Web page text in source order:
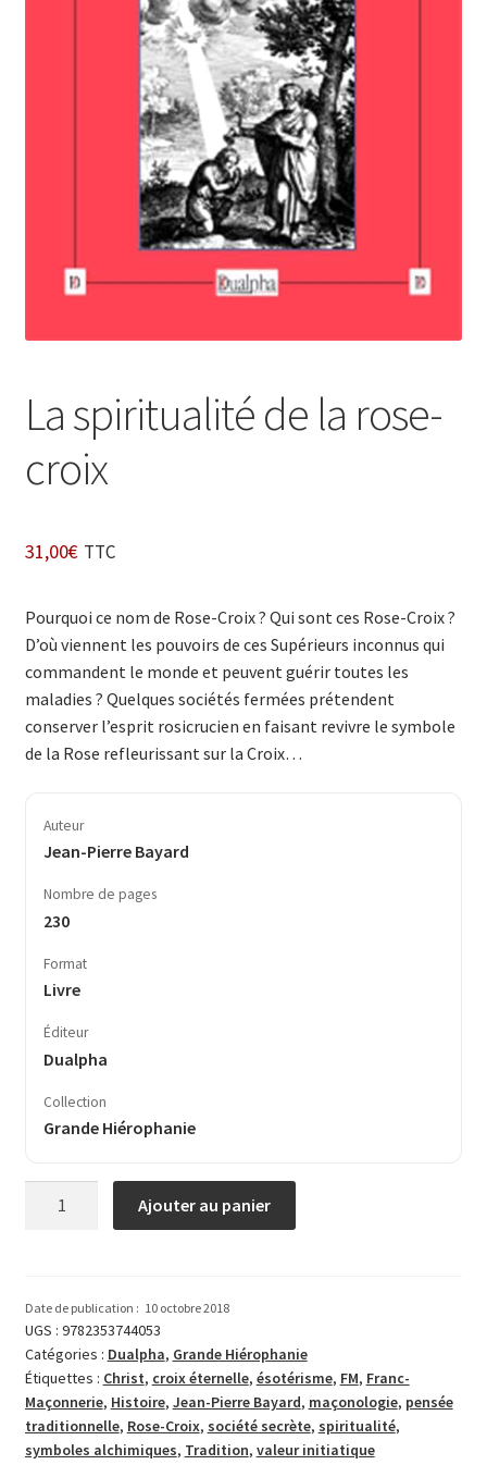
Login Customizer
Nous Contacter
Politique de confidentialité et cookies
Qui sommes-nous ?
Soutien à Philippe Randa
La spiritualité de la rose-
croix
31,00€ TTC
Pourquoi ce nom de Rose-Croix ? Qui sont ces Rose-Croix ?
D’où viennent les pouvoirs de ces Supérieurs inconnus qui
commandent le monde et peuvent guérir toutes les
maladies ? Quelques sociétés fermées prétendent
conserver l’esprit rosicrucien en faisant revivre le symbole
de la Rose refleurissant sur la Croix…
Auteur
Jean-Pierre Bayard
Nombre de pages
230
Format
Livre
Éditeur
Dualpha
Collection
Grande Hiérophanie
de
la
rose-
croix
Ajouter au panier
Date de publication : 10 octobre 2018
UGS : 9782353744053
Catégories : Dualpha, Grande Hiérophanie
Étiquettes : Christ, croix éternelle, ésotérisme, FM, Franc-
Maçonnerie, Histoire, Jean-Pierre Bayard, maçonologie, pensée
traditionnelle, Rose-Croix, société secrète, spiritualité,
symboles alchimiques, Tradition, valeur initiatique